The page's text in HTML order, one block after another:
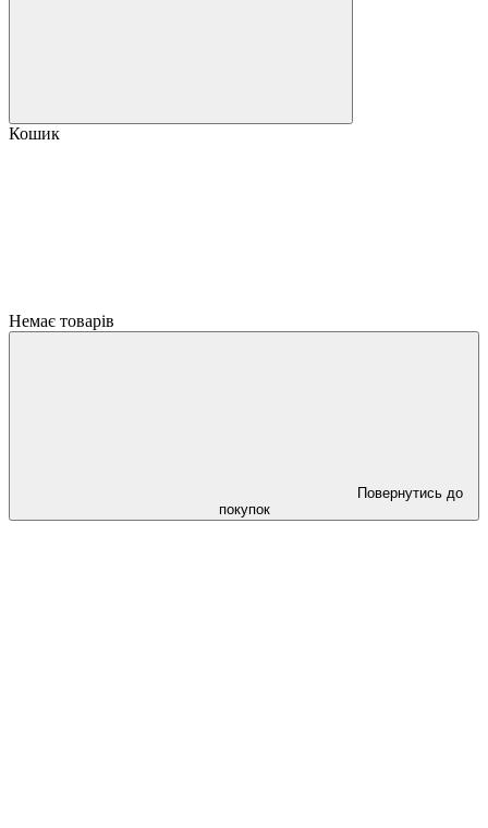
Кошик
Немає товарів
Повернутись до
покупок